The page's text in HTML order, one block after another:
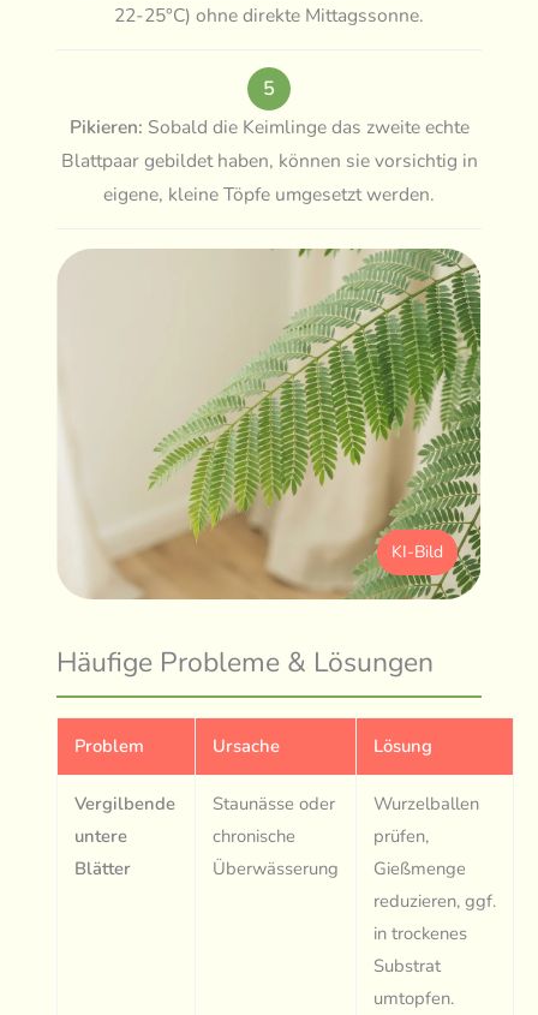
22-25°C) ohne direkte Mittagssonne.
5
Pikieren: Sobald die Keimlinge das zweite echte
Blattpaar gebildet haben, können sie vorsichtig in
eigene, kleine Töpfe umgesetzt werden.
KI-Bild
Häufige Probleme & Lösungen
Problem Ursache Lösung
Vergilbende
untere
Blätter
Staunässe oder
chronische
Überwässerung
Wurzelballen
prüfen,
Gießmenge
reduzieren, ggf.
in trockenes
Substrat
umtopfen.